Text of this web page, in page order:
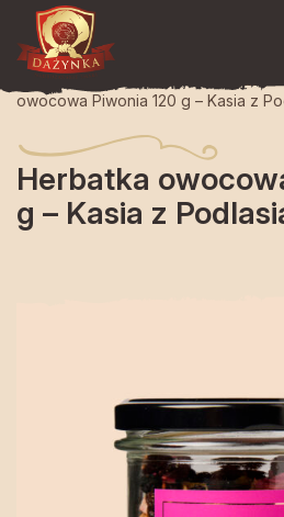
Strona główna
owocowa Piwonia 120 g – Kasia z
Herbatka
g – Kasia z